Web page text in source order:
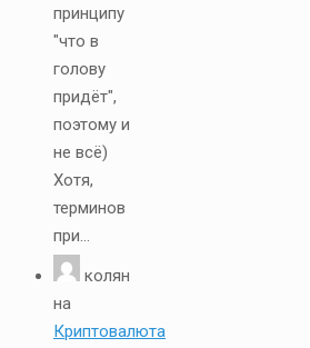
принципу
"что в
голову
придёт",
поэтому и
не всё)
Хотя,
терминов
при...
колян
на
Криптовалюта